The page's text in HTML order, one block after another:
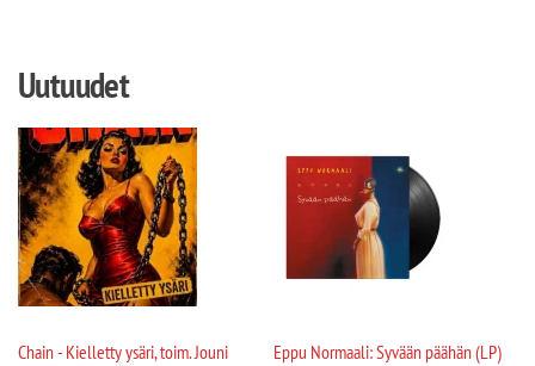
Uutuudet
Chain - Kielletty ysäri, toim. Jouni
Eppu Normaali: Syvään päähän (LP)